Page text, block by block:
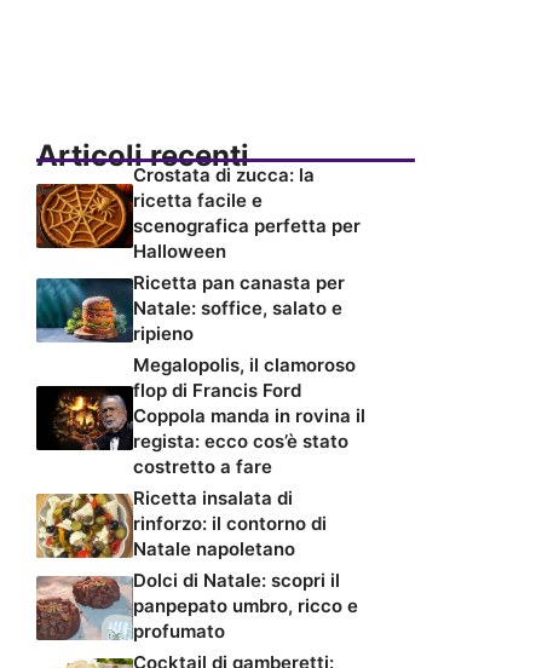
Articoli recenti
Crostata di zucca: la
ricetta facile e
scenografica perfetta per
Halloween
Ricetta pan canasta per
Natale: soffice, salato e
ripieno
Megalopolis, il clamoroso
flop di Francis Ford
Coppola manda in rovina il
regista: ecco cos’è stato
costretto a fare
Ricetta insalata di
rinforzo: il contorno di
Natale napoletano
Dolci di Natale: scopri il
panpepato umbro, ricco e
profumato
Cocktail di gamberetti: